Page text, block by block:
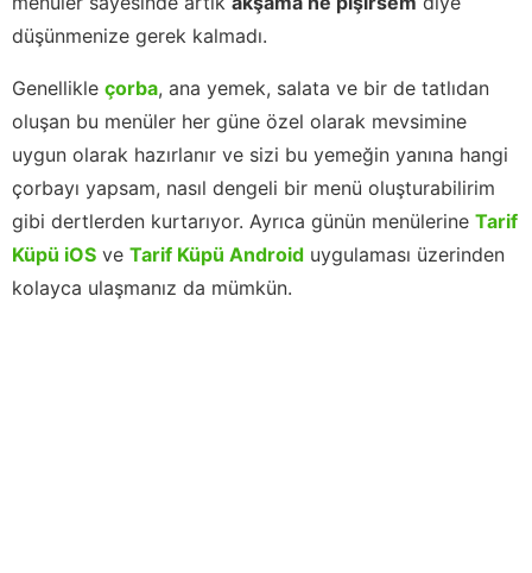
düşünmenize gerek kalmadı.
Genellikle çorba, ana yemek, salata ve bir de tatlıdan
oluşan bu menüler her güne özel olarak mevsimine
uygun olarak hazırlanır ve sizi bu yemeğin yanına hangi
çorbayı yapsam, nasıl dengeli bir menü oluşturabilirim
gibi dertlerden kurtarıyor. Ayrıca günün menülerine Tarif
Küpü iOS ve Tarif Küpü Android uygulaması üzerinden
kolayca ulaşmanız da mümkün.